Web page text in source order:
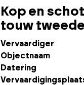
Kop en
touw
Vervaardiger
Objectnaam
Datering